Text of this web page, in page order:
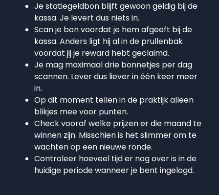
Je statiegeldbon blijft gewoon geldig bij de
kassa. Je levert dus niets in.
Scan je bon voordat je hem afgeeft bij de
kassa. Anders ligt hij al in de prullenbak
voordat jij je reward hebt geclaimd.
Je mag maximaal drie bonnetjes per dag
scannen. Lever dus liever in één keer meer
in.
Op dit moment tellen in de praktijk alleen
blikjes mee voor punten.
Check vooraf welke prijzen er die maand te
winnen zijn. Misschien is het slimmer om te
wachten op een nieuwe ronde.
Controleer hoeveel tijd er nog over is in de
huidige periode wanneer je bent ingelogd.